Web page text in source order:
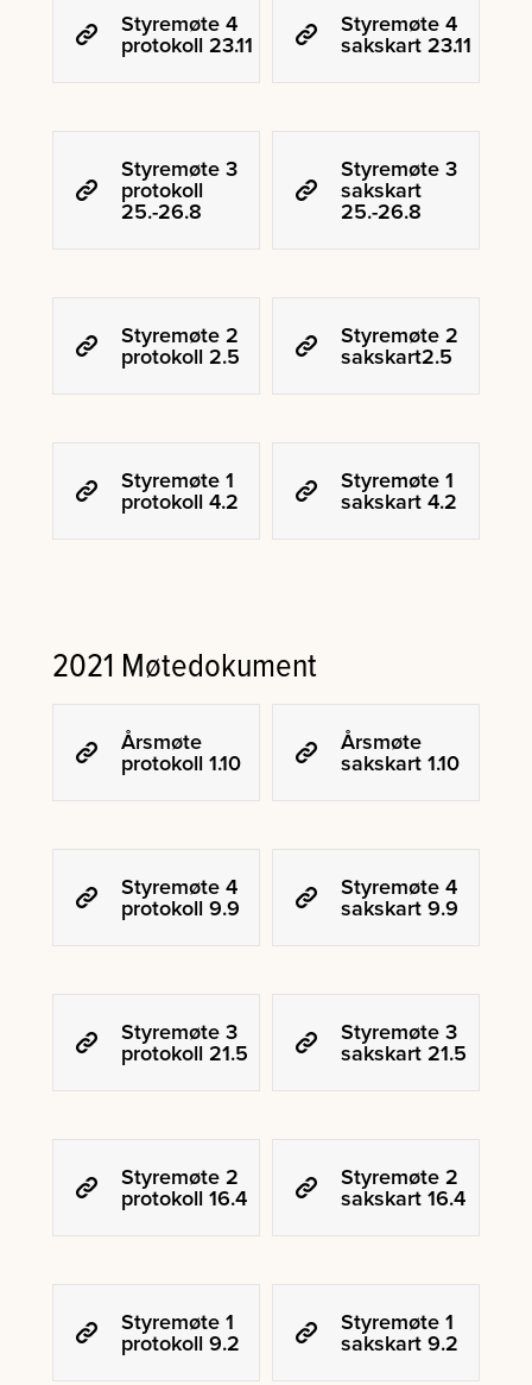
Styremøte 4
protokoll 23.11
Styremøte 4
sakskart 23.11
Styremøte 3
protokoll
25.-26.8
Styremøte 3
sakskart
25.-26.8
Styremøte 2
protokoll 2.5
Styremøte 2
sakskart2.5
Styremøte 1
protokoll 4.2
Styremøte 1
sakskart 4.2
2021 Møtedokument
Årsmøte
protokoll 1.10
Årsmøte
sakskart 1.10
Styremøte 4
protokoll 9.9
Styremøte 4
sakskart 9.9
Styremøte 3
protokoll 21.5
Styremøte 3
sakskart 21.5
Styremøte 2
protokoll 16.4
Styremøte 2
sakskart 16.4
Styremøte 1
protokoll 9.2
Styremøte 1
sakskart 9.2